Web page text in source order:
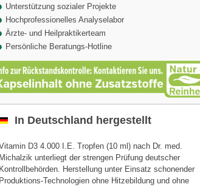
Unterstützung sozialer Projekte
Hochprofessionelles Analyselabor
Ärzte- und Heilpraktikerteam
Persönliche Beratungs-Hotline
In Deutschland hergestellt
D3 4.000 I.E. Tropfen (10 ml) nach Dr. med.
Michalzik unterliegt der strengen Prüfung deutscher
Kontrollbehörden. Herstellung unter Einsatz schonender
Produktions-Technologien ohne Hitzebildung und ohne